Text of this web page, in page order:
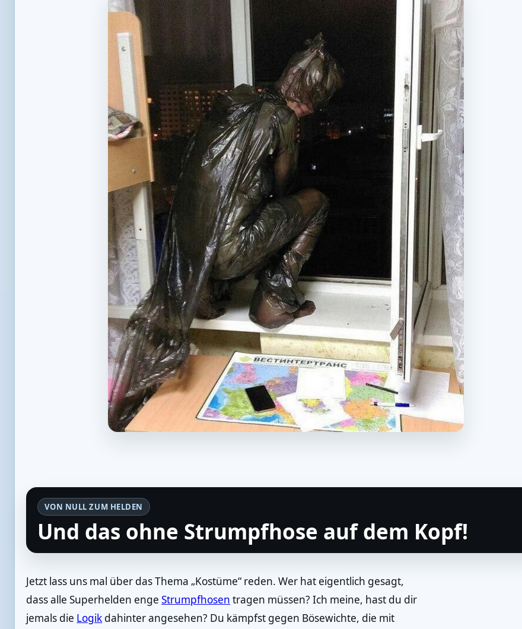
VON NULL ZUM HELDEN
Und das ohne Strumpfhose auf dem Kopf!
Jetzt lass uns mal über das Thema „Kostüme“ reden. Wer hat eigentlich gesagt,
dass alle Superhelden engeStrumpfhosen tragen müssen? Ich meine, hast du dir
jemals die Logik dahinter angesehen? Du kämpfst gegen Bösewichte, die mit